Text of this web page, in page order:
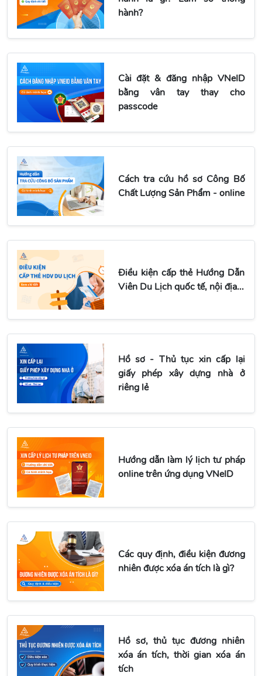
hành?
Cài đặt & đăng nhập VNeID
bằng vân tay thay cho
passcode
Cách tra cứu hồ sơ Công Bố
Chất Lượng Sản Phẩm - online
Điều kiện cấp thẻ Hướng Dẫn
Viên Du Lịch quốc tế, nội địa...
Hồ sơ - Thủ tục xin cấp lại
giấy phép xây dựng nhà ở
riêng lẻ
Hướng dẫn làm lý lịch tư pháp
online trên ứng dụng VNeID
Các quy định, điều kiện đương
nhiên được xóa án tích là gì?
Hồ sơ, thủ tục đương nhiên
xóa án tích, thời gian xóa án
tích